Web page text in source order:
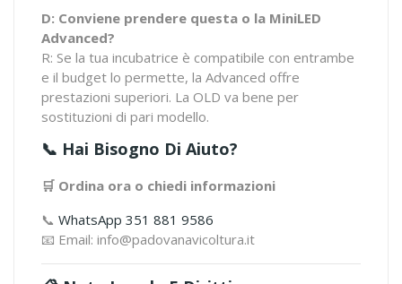
D: Conviene prendere questa o la MiniLED
Advanced?
R: Se la tua incubatrice è compatibile con entrambe
e il budget lo permette, la Advanced offre
prestazioni superiori. La OLD va bene per
sostituzioni di pari modello.
📞 Hai Bisogno Di Aiuto?
🛒 Ordina ora o chiedi informazioni
📞 WhatsApp 351 881 9586
📧 Email: info@padovanavicoltura.it